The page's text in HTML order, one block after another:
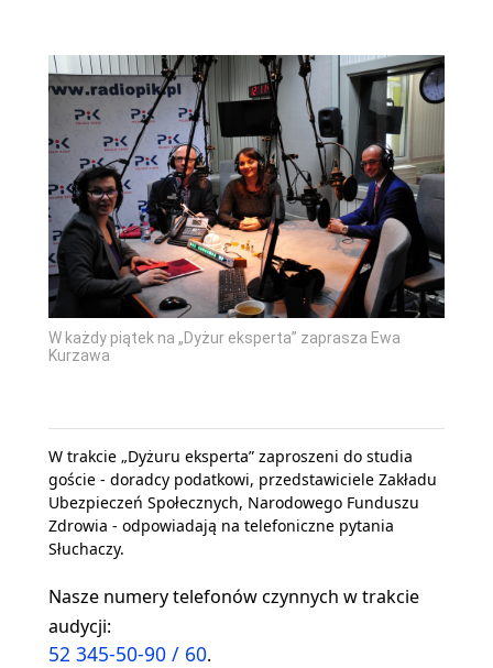
W każdy piątek na „Dyżur eksperta” zaprasza Ewa
Kurzawa
W trakcie „Dyżuru eksperta” zaproszeni do studia
goście - doradcy podatkowi, przedstawiciele Zakładu
Ubezpieczeń Społecznych, Narodowego Funduszu
Zdrowia - odpowiadają na telefoniczne pytania
Słuchaczy.
Nasze numery telefonów czynnych w trakcie
audycji:
52 345-50-90 / 60.